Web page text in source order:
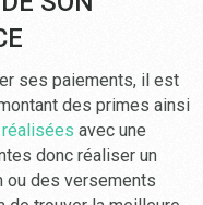
ses paiements, il est
des primes ainsi
avec une
donc réaliser un
ou des versements